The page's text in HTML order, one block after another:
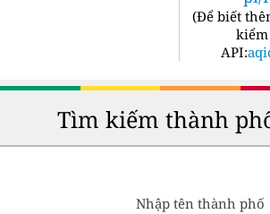
(Để biết
API:
Tìm kiếm thành
Nhập tên thành phố